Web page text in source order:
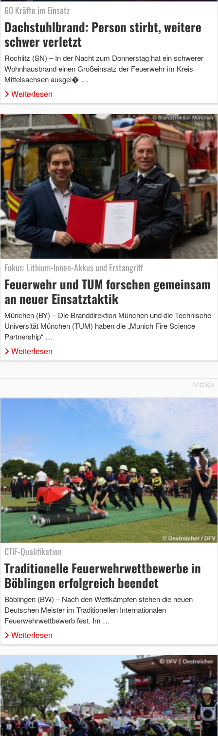
60 Kräfte im Einsatz
Dachstuhlbrand: Person stirbt, weitere
schwer verletzt
Rochlitz (SN) – In der Nacht zum Donnerstag hat ein schwerer
Wohnhausbrand einen Großeinsatz der Feuerwehr im Kreis
Mittelsachsen ausgel� …
Weiterlesen
Fokus: Lithium-Ionen-Akkus und Erstangriff
Feuerwehr und TUM forschen gemeinsam
an neuer Einsatztaktik
München (BY) – Die Branddirektion München und die Technische
Universität München (TUM) haben die „Munich Fire Science
Partnership“ …
Weiterlesen
Anzeige
CTIF-Qualifikation
Traditionelle Feuerwehrwettbewerbe in
Böblingen erfolgreich beendet
Böblingen (BW) – Nach den Wettkämpfen stehen die neuen
Deutschen Meister im Traditionellen Internationalen
Feuerwehrwettbewerb fest. Im …
Weiterlesen